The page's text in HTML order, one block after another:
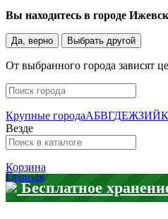
Вы находитесь в городе Ижевск
Да, верно Выбрать другой
От выбранного города зависят
Крупные городаАБВГДЕЖЗИЙК
Везде
Корзина
Бесплатное
Главная